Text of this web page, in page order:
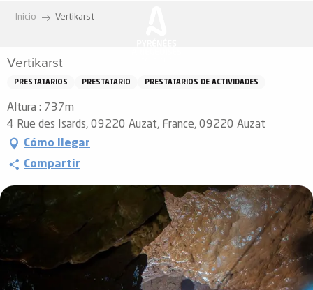
principal
Inicio Vertikarst
Vertikarst
PRESTATARIOS PRESTATARIO PRESTATARIOS DE ACTIVIDADES
Altura : 737m
4 Rue des Isards, 09220 Auzat, France, 09220 Auzat
Cómo llegar
Compartir